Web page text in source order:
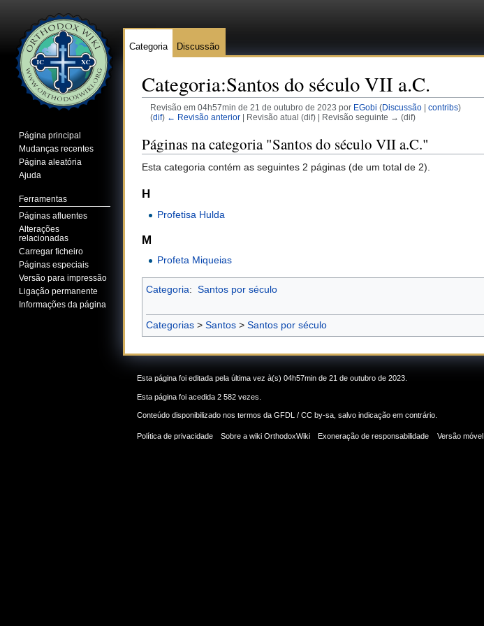
Categoria:Santos do século VII a.C.
Revisão em 04h57min de 21 de outubro de 2023 por EGobi (Discussão| contribs)
(dif) ← Revisão anterior| Revisão atual (dif) | Revisão seguinte → (dif)
Páginas na categoria "Santos do século VII a.C."
Esta categoria contém as seguintes 2 páginas (de um total de 2).
H
Profetisa Hulda
M
Profeta Miqueias
Categoria: Santos por século
Categorias > Santos > Santos por século
Categoria Discussão
Página principal
Mudanças recentes
Página aleatória
Ajuda
Ferramentas
Páginas afluentes
Alterações
relacionadas
Carregar ficheiro
Páginas especiais
Versão para impressão
Ligação permanente
Informações da página
Esta página foi editada pela última vez à(s) 04h57min de 21 de outubro de 2023.
Esta página foi acedida 2 582 vezes.
Conteúdo disponibilizado nos termos da GFDL / CC by-sa , salvo indicação em contrário.
Política de privacidade Sobre a wiki OrthodoxWiki Exoneração de responsabilidade Versão móvel